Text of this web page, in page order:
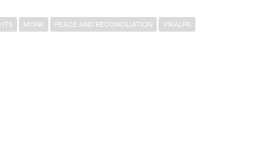
MONK PEACE AND RECONCILIATION
VIKALPA